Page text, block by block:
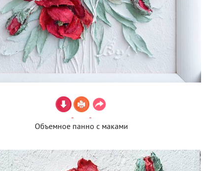
Объемное панно с маками